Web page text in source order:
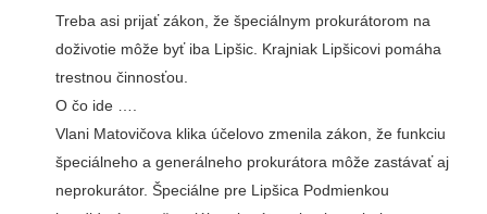
Treba asi prijať zákon, že špeciálnym prokurátorom na
doživotie môže byť iba Lipšic. Krajniak Lipšicovi pomáha
trestnou činnosťou.
O čo ide ….
Vlani Matovičova klika účelovo zmenila zákon, že funkciu
špeciálneho a generálneho prokurátora môže zastávať aj
neprokurátor. Špeciálne pre Lipšica Podmienkou